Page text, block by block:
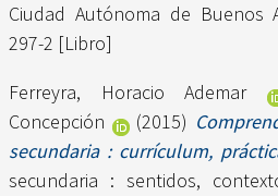
Ciudad Autónoma de Buenos
297-2 [Libro]
Ferreyra, Horacio Ademar
Concepción
(2015)
secundaria : currículum,
secundaria : sentidos,